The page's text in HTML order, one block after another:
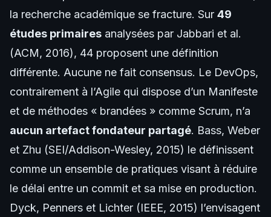
la recherche académique se fracture. Sur 49
études primaires analysées par Jabbari et al.
(ACM, 2016), 44 proposent une définition
différente. Aucune ne fait consensus. Le DevOps,
contrairement à l’Agile qui dispose d’un Manifeste
et de méthodes « brandées » comme Scrum, n’a
aucun artefact fondateur partagé. Bass, Weber
et Zhu (SEI/Addison-Wesley, 2015) le définissent
comme un ensemble de pratiques visant à réduire
le délai entre un commit et sa mise en production.
Dyck, Penners et Lichter (IEEE, 2015) l’envisagent